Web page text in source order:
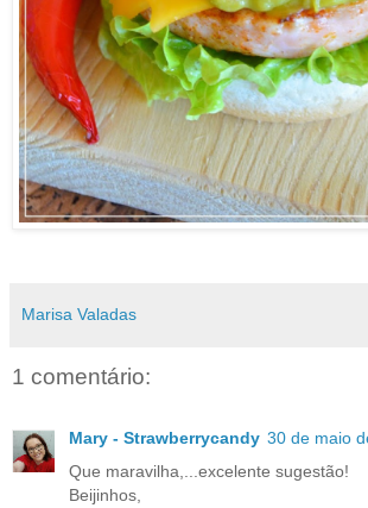
Marisa Valadas
1 comentário:
Mary - Strawberrycandy 30 de maio
Que maravilha,...excelente sugestão!
Beijinhos,